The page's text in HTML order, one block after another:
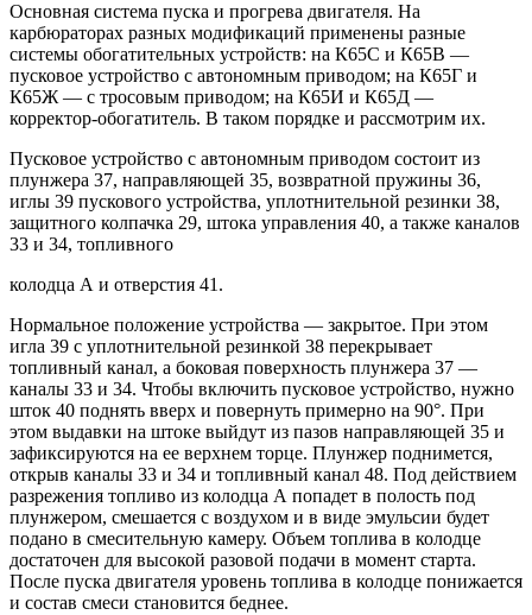
Основная система пуска и прогрева двигателя. На
карбюраторах разных модификаций применены разные
системы обогатительных устройств: на К65С и К65В —
пусковое устройство с автономным приводом; на К65Г и
К65Ж — с тросовым приводом; на К65И и К65Д —
корректор-обогатитель. В таком порядке и рассмотрим их.
Пусковое устройство с автономным приводом состоит из
плунжера 37, направляющей 35, возвратной пружины 36,
иглы 39 пускового устройства, уплотнительной резинки 38,
защитного колпачка 29, штока управления 40, а также каналов
33 и 34, топливного
колодца А и отверстия 41.
Нормальное положение устройства — закрытое. При этом
игла 39 с уплотнительной резинкой 38 перекрывает
топливный канал, а боковая поверхность плунжера 37 —
каналы 33 и 34. Чтобы включить пусковое устройство, нужно
шток 40 поднять вверх и повернуть примерно на 90°. При
этом выдавки на штоке выйдут из пазов направляющей 35 и
зафиксируются на ее верхнем торце. Плунжер поднимется,
открыв каналы 33 и 34 и топливный канал 48. Под действием
разрежения топливо из колодца А попадет в полость под
плунжером, смешается с воздухом и в виде эмульсии будет
подано в смесительную камеру. Объем топлива в колодце
достаточен для высокой разовой подачи в момент старта.
После пуска двигателя уровень топлива в колодце понижается
и состав смеси становится беднее.